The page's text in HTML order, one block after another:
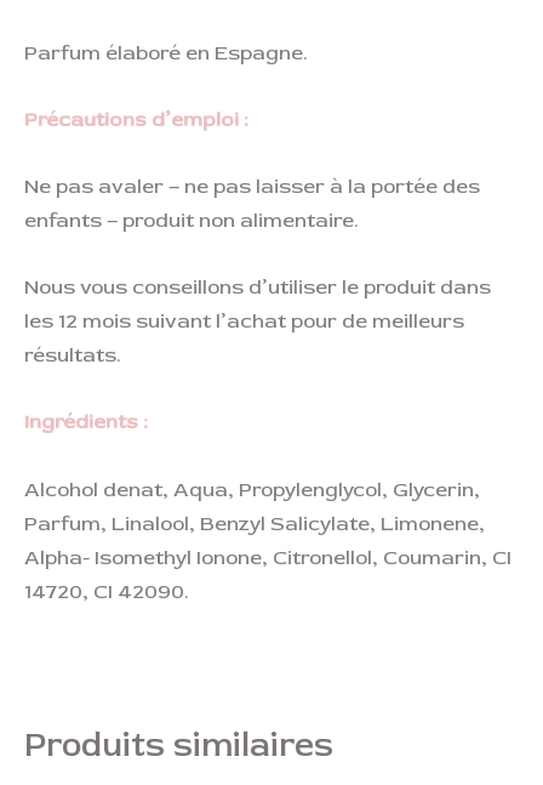
Parfum élaboré en Espagne.
Précautions d’emploi :
Ne pas avaler – ne pas laisser à la portée des
enfants – produit non alimentaire.
Nous vous conseillons d’utiliser le produit dans
les 12 mois suivant l’achat pour de meilleurs
résultats.
Ingrédients :
Alcohol denat, Aqua, Propylenglycol, Glycerin,
Parfum, Linalool, Benzyl Salicylate, Limonene,
Alpha- Isomethyl Ionone, Citronellol, Coumarin, CI
14720, CI 42090.
Produits similaires